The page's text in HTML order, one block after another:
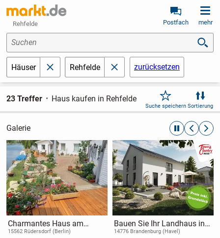
Rehfelde Postfach mehr
Suchen
Häuser schließenRehfelde schließenzurücksetzen
23 Treffer Haus kaufen in Rehfelde
Suche speichern Sortierung
Galerie automatische
Charmantes Haus am
Wasser
15562 Rüdersdorf (Berlin)
Bauen Sie Ihr Landhaus in
Klein Kreutz
14776 Brandenburg (Havel)